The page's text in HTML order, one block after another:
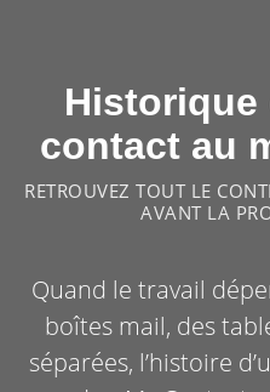
Historique
contact au
RETROUVEZ TOUT LE
AVANT LA
Quand le travail
boîtes mail, des
séparées, l’histoire